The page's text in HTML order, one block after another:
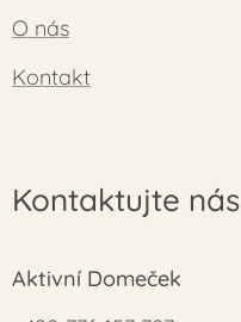
O nás
Kontakt
Kontaktujte nás
Aktivní Domeček